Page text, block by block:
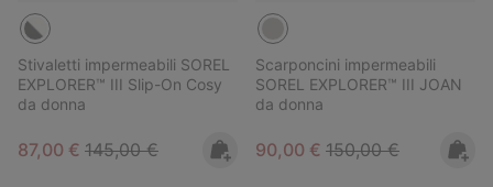
Stivaletti impermeabili SOREL
EXPLORER™ III Slip-On Cosy
da donna
Sale price:
87,00 € Regular price:
145,00 €
Scarponcini impermeabili
SOREL EXPLORER™ III JOAN
da donna
Sale price:
90,00 € Regular price:
150,00 €